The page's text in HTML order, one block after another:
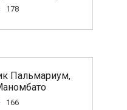
178
Пальмариум,
166